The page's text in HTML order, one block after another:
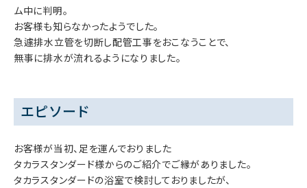
ム中に判明。
お客様も知らなかったようでした。
急遽排水立管を切断し配管工事をおこなうことで、
無事に排水が流れるようになりました。
エピソード
お客様が当初、足を運んでおりました
タカラスタンダード様からのご紹介でご縁がありました。
タカラスタンダードの浴室で検討しておりましたが、